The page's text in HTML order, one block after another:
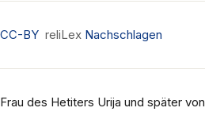
CC-BY reliLex Nachschlagen
Frau des Hetiters Urija und später von